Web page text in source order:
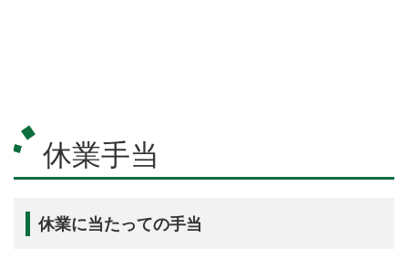
休業手当
休業に当たっての手当